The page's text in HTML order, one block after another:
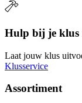
Hulp bij je klus
Laat jouw klus
Klusservice
Assortiment